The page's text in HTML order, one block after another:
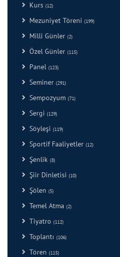
Kurs (12)
Mezuniyet Töreni (199)
Milli Günler (2)
Özel Günler (115)
Panel (123)
Seminer (291)
Sempozyum (71)
Sergi (129)
Söyleşi (119)
Sportif Faaliyetler (12)
Şenlik (8)
Şiir Dinletisi (10)
Şölen (5)
Temel Atma (2)
Tiyatro (112)
Toplantı (106)
Tören (115)